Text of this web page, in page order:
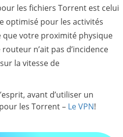
les fichiers Torrent est celui
optimisé pour les activités
que votre proximité physique
n’ait pas d’incidence
la vitesse de
avant d’utiliser un
les Torrent – Le VPN!